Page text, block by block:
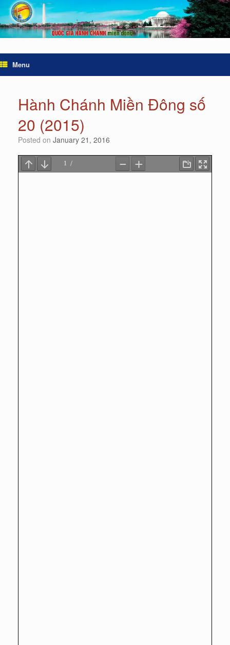
Menu
Hành Chánh Miền Đông số
20 (2015)
Posted on January 21, 2016